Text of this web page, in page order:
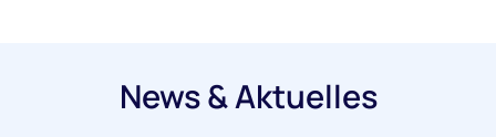
News & Aktuelles